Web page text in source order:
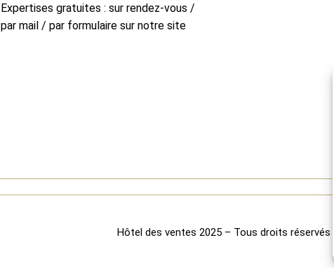
Expertises gratuites : sur rendez-vous /
par mail / par formulaire sur notre site
Hôtel des ventes 2025 – Tous droits réservés –